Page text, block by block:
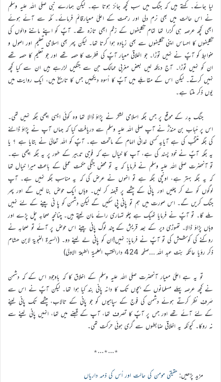
لیا جائے۔ کہتے ہیں کہ جنگ میں سب کچھ جائز ہوتا ہے۔ لیکن ہمارے نبی صلی اللہ علیہ وسلم
نے اس حالت میں بھی نرم دلی اور رحمت کے اعلیٰ معیارقائم فرمائے۔ مکّہ سے آئے ہوئے
ابھی کچھ عرصہ ہی گزرا تھا تمام تکلیفوں کے زخم ابھی تازہ تھے۔ آپؐ کو اپنے ماننے والوں کی
تکلیفوں کا احساس اپنی تکلیفوں سے بھی زیادہ ہوا کرتا تھا۔ لیکن پھر بھی اسلامی تعلیم اور اصول و
ضوابط کو آپؐ نے نہیں توڑا۔ جو اخلاقی معیار آپؐ کی فطرت کا حصہ تھے اور جو تعلیم کا حصہ تھے
ان کو نہیں توڑا۔ آج دیکھ لیں بعض مغربی ممالک جن سے جنگیں لڑرہے ہیں ان سے کیا کچھ
نہیں کرتے۔ لیکن اس کے مقابلے میں آپؐ کا اُسوہ دیکھیں جس کا تاریخ میں، ایک روایت میں
یوں ذکر ملتا ہے۔
جنگ بدر کے موقع پر جس جگہ اسلامی لشکر نے پڑاؤ ڈالا تھا وہ کوئی ایسی اچھی جگہ نہیں تھی۔
اس پر حُباب بن منذرؓ نے آپ صلی اللہ علیہ وسلم سے دریافت کیا کہ جہاں آپ نے پڑاؤ ڈالنے
کی جگہ منتخب کی ہے آیایہ کسی خدائی الہام کے ماتحت ہے۔ آپؐ کو اللہ تعالیٰ نے بتایا ہے ؟ یا
یہ جگہ آپؐ نے خود پسند کی ہے، آپ کا خیال ہے کہ فوجی تدبیر کے طور پر یہ جگہ اچھی ہے۔
تو آنحضرت صلی اللہ علیہ وسلم نے فرمایا کہ یہ تو محض جنگی حکمت عملی کے باعث میرا خیال تھا
کہ یہ جگہ بہتر ہے، اونچی جگہ ہے تو انہوں نے عرض کی کہ یہ مناسب جگہ نہیں ہے۔ آپ
لوگوں کو لے کر چلیں اور پانی کے چشمے پر قبضہ کر لیں۔ وہاں ایک حوض بنا لیں گے اور پھر
جنگ کریں گے۔ اس صورت میں ہم تو پانی پی سکیں گے لیکن دشمن کو پا نی پینے کے لئے نہیں
ملے گا۔ تو آپؐ نے فرمایا ٹھیک ہے چلو تمہاری رائے مان لیتے ہیں۔ چنانچہ صحابہ چل پڑے اور
وہاں پڑاؤ ڈالا۔ تھوڑی دیر کے بعد قریش کے چند لوگ پانی پینے اس حوض پر آئے تو صحابہ نے
روکنے کی کوشش کی تو آپؐ نے فرمایا: نہیں!ان کو پانی لے لینے دو۔ (السیرۃ النبویۃ لابن ھشام
ذکر رؤیا عاتکہ بنت عبد اللہ …صفحہ 424 دارالکتب العلمیۃ الطبعۃ الاولیٰ)
تو یہ ہے اعلیٰ معیار آنحضرت صلی اللہ علیہ وسلم کے اخلاق کا کہ باوجود اس کے کہ دشمن
نے کچھ عرصہ پہلے مسلمانوں کے بچوں تک کا دانہ پانی بند کیا ہوا تھا۔ لیکن آپؐ نے اس سے
صَرفِ نظر کرتے ہوئے دشمن کی فوج کے سپاہیوں کو جو پانی کے تالاب، چشمے تک پانی لینے
کے لئے آئے تھے اور جس پر آپؐ کا تصرف تھا، آپ کے قبضے میں تھا، انہیں پانی لینے سے
نہ روکا۔ کیونکہ یہ اخلاقی ضابطوں سے گری ہوئی حرکت تھی۔
٭…٭…٭
مزید پڑھیں: حقیقی مومن کی حالت اور اُس کی ذمہ داریاں